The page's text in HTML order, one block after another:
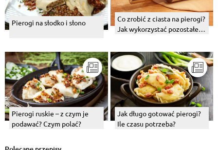
Pierogi na słodko i słono
Co zrobić z ciasta na pierogi?
Jak wykorzystać pozostałe
Pierogi ruskie – z czym je
podawać? Czym polać?
Jak długo gotować pierogi?
Ile czasu potrzeba?